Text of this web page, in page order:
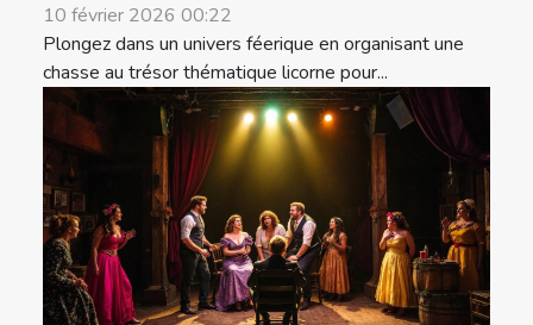
10 février 2026 00:22
Plongez dans un univers féerique en organisant une
chasse au trésor thématique licorne pour...